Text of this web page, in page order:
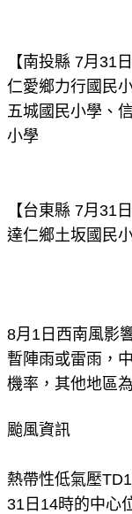
【南投縣 7月31
仁愛鄉力行國民
五城國民小學、
小學
【台東縣 7月31
達仁鄉土坂國民
8月1日西南風影
暫陣雨或雷雨，
機率，其他地區
颱風資訊
熱帶性低氣壓
31日14時的中心